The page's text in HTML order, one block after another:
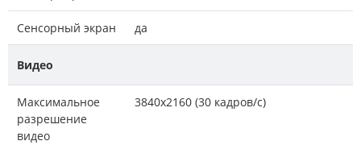
Сенсорный экран да
Видео
Максимальное
разрешение
видео
3840x2160 (30 кадров/с)